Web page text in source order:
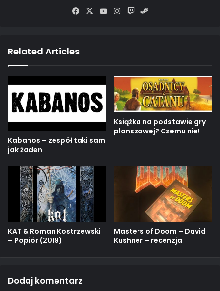
Fa
X
Yo
Ins
Tw
Related Articles
Kabanos – zespół taki sam
jak żaden
Książka na podstawie gry
planszowej? Czemu nie!
KAT & Roman Kostrzewski
– Popiór (2019)
Masters of Doom – David
Kushner – recenzja
Dodaj komentarz